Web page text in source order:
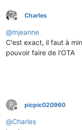
Offline
Charles
@mjeanne
C'est exact, il faut à
pouvoir faire de l'OTA
P
Offline
picpic020960
@Charles